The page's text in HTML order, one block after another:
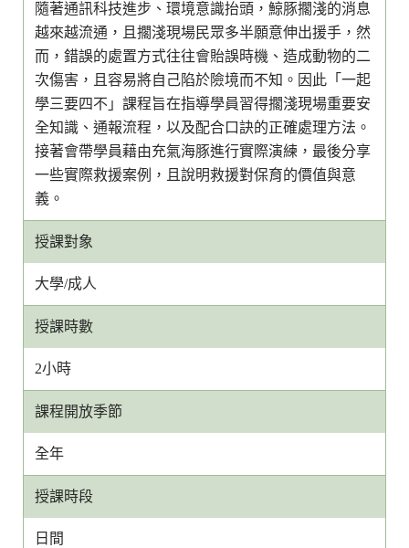
隨著通訊科技進步、環境意識抬頭，鯨豚擱淺的消息
越來越流通，且擱淺現場民眾多半願意伸出援手，然
而，錯誤的處置方式往往會貽誤時機、造成動物的二
次傷害，且容易將自己陷於險境而不知。因此「一起
學三要四不」課程旨在指導學員習得擱淺現場重要安
全知識、通報流程，以及配合口訣的正確處理方法。
接著會帶學員藉由充氣海豚進行實際演練，最後分享
一些實際救援案例，且說明救援對保育的價值與意
義。
授課對象
大學/成人
授課時數
2小時
課程開放季節
全年
授課時段
日間